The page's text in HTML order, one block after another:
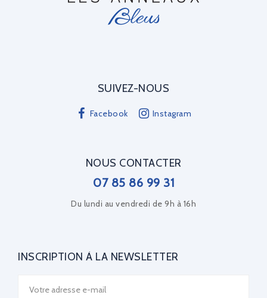
SUIVEZ-NOUS
Facebook Instagram
NOUS CONTACTER
07 85 86 99 31
Du lundi au vendredi de 9h à 16h
INSCRIPTION À LA NEWSLETTER